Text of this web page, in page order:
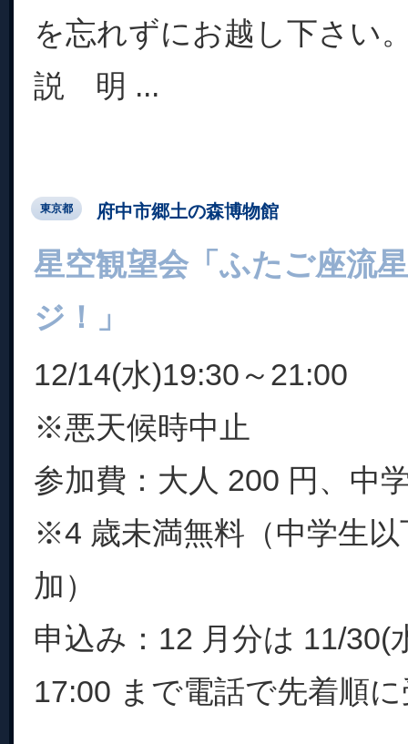
を忘れずにお越し下さい
説 明 ...
東京都 府中市郷土の森博物館
星空観望会「ふたご座流
ジ！」
12/14(水)19:30～21:00
※悪天候時中止
参加費：大人 200 円、中
※4 歳未満無料（中学生
加）
申込み：12 月分は 11/30(
17:00 まで電話で先着順